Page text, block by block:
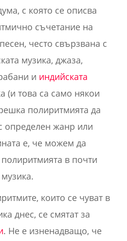
с която се описва
съчетание на
често свързвана с
музика, джаза,
и индийската
(и това са само някои
полиритмията да
определен жанр или
е, че можем да
в почти
които се чуват в
днес, се смятат за
. Не е изненадващо, че